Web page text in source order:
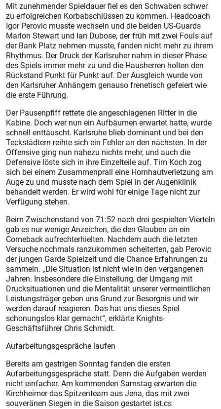
Mit zunehmender Spieldauer fiel es den Schwaben schwer
zu erfolgreichen Korbabschlüssen zu kommen. Headcoach
Igor Perovic musste wechseln und die beiden US-Guards
Marlon Stewart und Ian Dubose, der früh mit zwei Fouls auf
der Bank Platz nehmen musste, fanden nicht mehr zu ihrem
Rhythmus. Der Druck der Karlsruher nahm in dieser Phase
des Spiels immer mehr zu und die Hausherren holten den
Rückstand Punkt für Punkt auf. Der Ausgleich wurde von
den Karlsruher Anhängern genauso frenetisch gefeiert wie
die erste Führung.
Der Pausenpfiff rettete die angeschlagenen Ritter in die
Kabine. Doch wer nun ein Aufbäumen erwartet hatte, wurde
schnell enttäuscht. Karlsruhe blieb dominant und bei den
Teckstädtern reihte sich ein Fehler an den nächsten. In der
Offensive ging nun nahezu nichts mehr, und auch die
Defensive löste sich in ihre Einzelteile auf. Tim Koch zog
sich bei einem Zusammenprall eine Hornhautverletzung am
Auge zu und musste nach dem Spiel in der Augenklinik
behandelt werden. Er wird wohl für einige Tage nicht zur
Verfügung stehen.
Beim Zwischenstand von 71:52 nach drei gespielten Vierteln
gab es nur wenige Anzeichen, die den Glauben an ein
Comeback aufrechterhielten. Nachdem auch die letzten
Versuche nochmals ranzukommen scheiterten, gab Perovic
der jungen Garde Spielzeit und die Chance Erfahrungen zu
sammeln. „Die Situation ist nicht wie in den vergangenen
Jahren. Insbesondere die Einstellung, der Umgang mit
Drucksituationen und die Mentalität unserer vermeintlichen
Leistungsträger geben uns Grund zur Besorgnis und wir
werden darauf reagieren. Das hat uns dieses Spiel
schonungslos klar gemacht“, erklärte Knights-
Geschäftsführer Chris Schmidt.
Aufarbeitungsgespräche laufen
Bereits am gestrigen Sonntag fanden die ersten
Aufarbeitungsgespräche statt. Denn die Aufgaben werden
nicht einfacher. Am kommenden Samstag erwarten die
Kirchheimer das Spitzenteam aus Jena, das mit zwei
souveränen Siegen in die Saison gestartet ist.cs